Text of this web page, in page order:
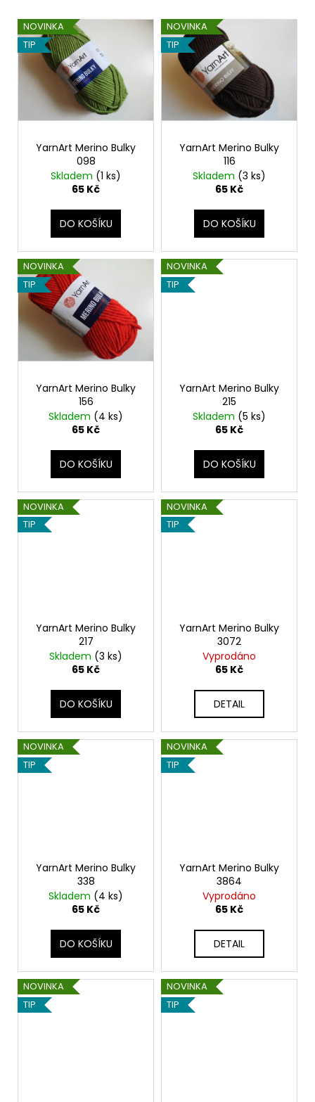
ů
V
ý
p
p
NOVINKA
TIP
YarnArt Merino Bulky
098
Skladem (1 ks)
65 Kč
DO KOŠÍKU
NOVINKA
TIP
YarnArt Merino Bulky
116
Skladem (3 ks)
65 Kč
DO KOŠÍKU
NOVINKA
TIP
YarnArt Merino Bulky
156
Skladem (4 ks)
65 Kč
DO KOŠÍKU
NOVINKA
TIP
YarnArt Merino Bulky
215
Skladem (5 ks)
65 Kč
DO KOŠÍKU
NOVINKA
TIP
YarnArt Merino Bulky
217
Skladem (3 ks)
65 Kč
DO KOŠÍKU
NOVINKA
TIP
YarnArt Merino Bulky
3072
Vyprodáno
65 Kč
DETAIL
NOVINKA
TIP
YarnArt Merino Bulky
338
Skladem (4 ks)
65 Kč
DO KOŠÍKU
NOVINKA
TIP
YarnArt Merino Bulky
3864
Vyprodáno
65 Kč
DETAIL
NOVINKA
TIP
NOVINKA
TIP